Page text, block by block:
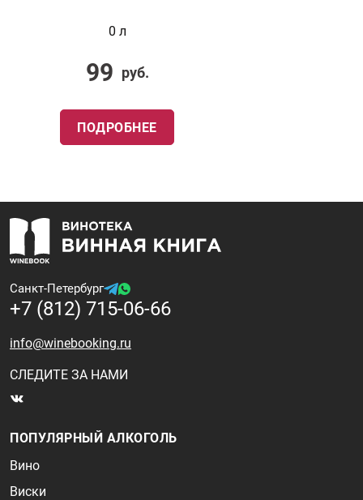
0 л
99 руб.
ПОДРОБНЕЕ
Санкт-Петербург
+7 (812) 715-06-66
info@winebooking.ru
СЛЕДИТЕ ЗА НАМИ
ПОПУЛЯРНЫЙ АЛКОГОЛЬ
Вино
Виски